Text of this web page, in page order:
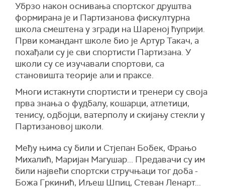
Убрзо након оснивања спортског друштва
формирана је и Партизанова фискултурна
школа смештена у згради на Шареној ћуприји.
Први командант школе био је Артур Такач, а
похађали су је сви спортисти Партизана. У
школи су се изучавали спортови, са
становишта теорије али и праксе.
Многи истакнути спортисти и тренери су своја
прва знања о фудбалу, кошарци, атлетици,
тенису, одбојци, ватерполу и скијању стекли у
Партизановој школи.
Међу њима су били и Стјепан Бобек, Фрањо
Михалић, Маријан Магушар... Предавачи су им
били највећи спортски стручњаци тог доба -
Божа Гркинић, Иљеш Шпиц, Стеван Ленарт...